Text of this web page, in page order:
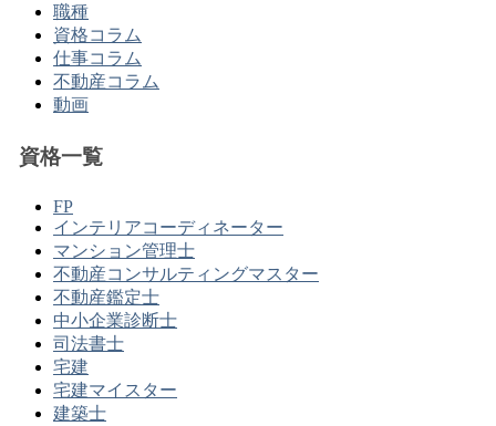
職種
資格コラム
仕事コラム
不動産コラム
動画
資格一覧
FP
インテリアコーディネーター
マンション管理士
不動産コンサルティングマスター
不動産鑑定士
中小企業診断士
司法書士
宅建
宅建マイスター
建築士